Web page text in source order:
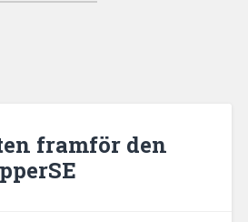
framför den